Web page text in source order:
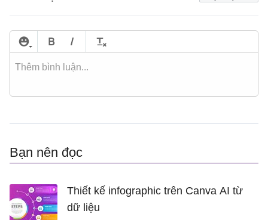
Bạn nên đọc
Thiết kế infographic trên Canva AI từ
dữ liệu